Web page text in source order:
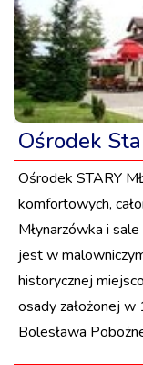
Ośrodek
Ośrodek STARY
komfortowych,
Młynarzówka i
jest w
historycznej
osady założonej
Bolesława